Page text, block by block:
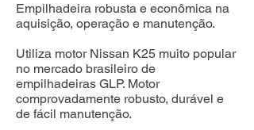
Empilhadeira robusta e econômica na
aquisição, operação e manutenção.
Utiliza motor Nissan K25 muito popular
no mercado brasileiro de
empilhadeiras GLP. Motor
comprovadamente robusto, durável e
de fácil manutenção.